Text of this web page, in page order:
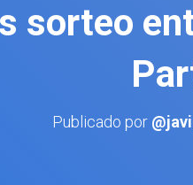
sorteo
Publicado por